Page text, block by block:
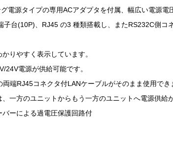
電源タイプの専用ACアダプタを付属、幅広い電源電
子台(10P)、RJ45 の3 種類搭載し、またRS232C側
りやすく表示しています。
24V電源が供給可能です。
端RJ45コネクタ付LANケーブルがそのまま使用でき
、一方のユニットからもう一方のユニットへ電源供給
バーによる過電圧保護回路付